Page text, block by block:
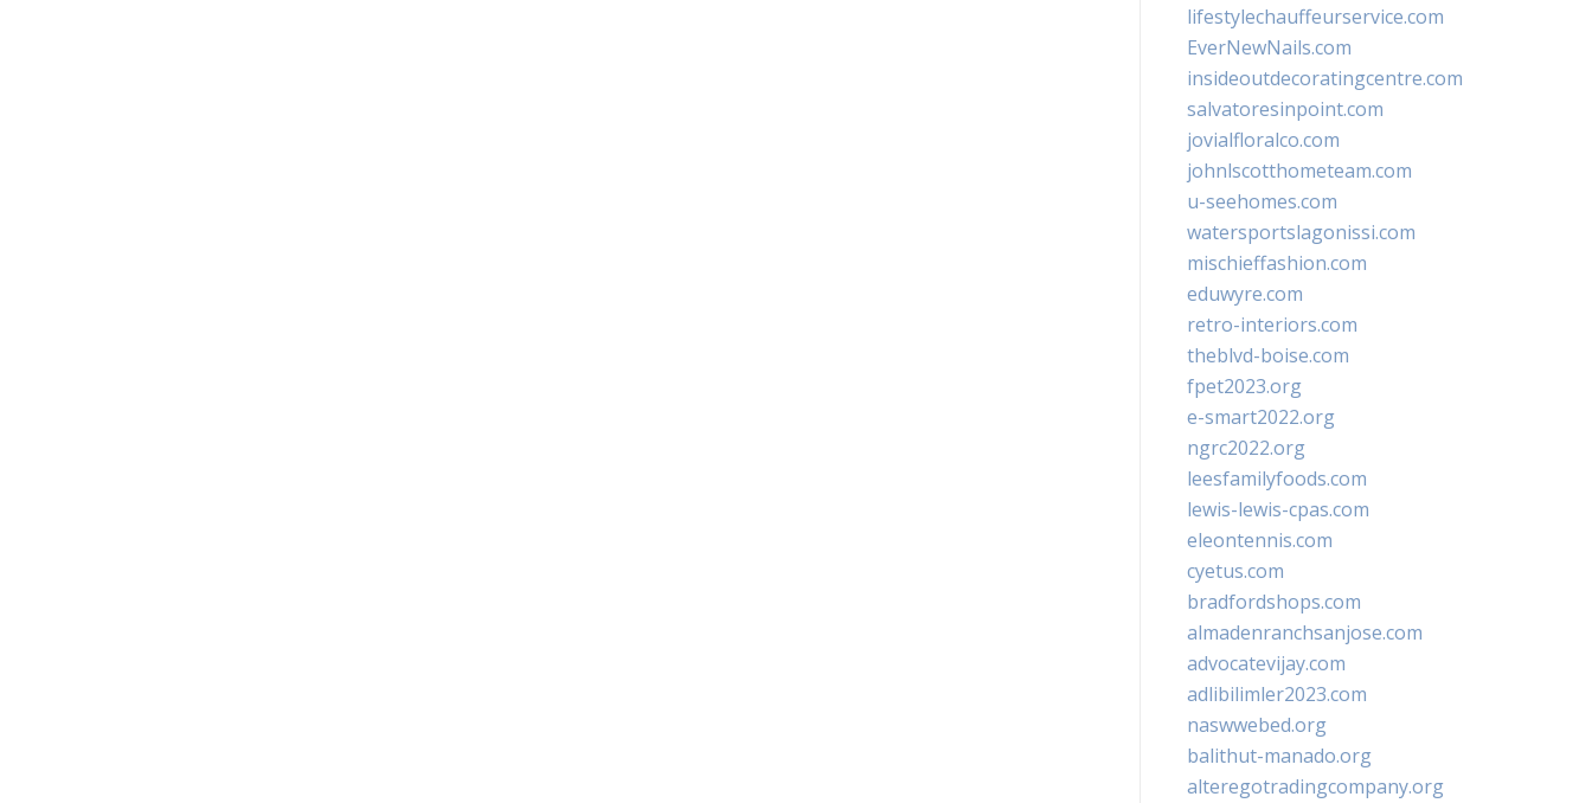
lifestylechauffeurservice.com
EverNewNails.com
insideoutdecoratingcentre.com
salvatoresinpoint.com
jovialfloralco.com
johnlscotthometeam.com
u-seehomes.com
watersportslagonissi.com
mischieffashion.com
eduwyre.com
retro-interiors.com
theblvd-boise.com
fpet2023.org
e-smart2022.org
ngrc2022.org
leesfamilyfoods.com
lewis-lewis-cpas.com
eleontennis.com
cyetus.com
bradfordshops.com
almadenranchsanjose.com
advocatevijay.com
adlibilimler2023.com
naswwebed.org
balithut-manado.org
alteregotradingcompany.org